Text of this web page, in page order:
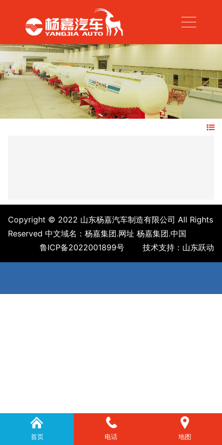
Copyright © 2022 山东杨嘉汽车制造有限公司 All Rights
Reserved 中文域名：杨嘉集团.网址 杨嘉集团.中国
鲁ICP备2022001899号
技术支持： 山东跃动
首页 电话 地图